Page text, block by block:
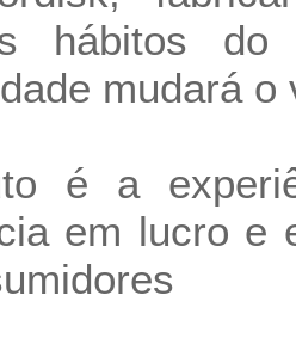
hábitos do
mudará o
é a
em lucro e